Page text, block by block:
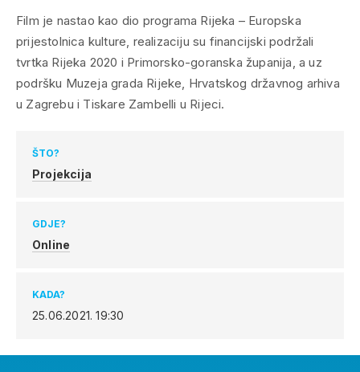
Film je nastao kao dio programa Rijeka – Europska
prijestolnica kulture, realizaciju su financijski podržali
tvrtka Rijeka 2020 i Primorsko-goranska županija, a uz
podršku Muzeja grada Rijeke, Hrvatskog državnog arhiva
u Zagrebu i Tiskare Zambelli u Rijeci.
ŠTO?
Projekcija
GDJE?
Online
KADA?
25.06.2021.19:30